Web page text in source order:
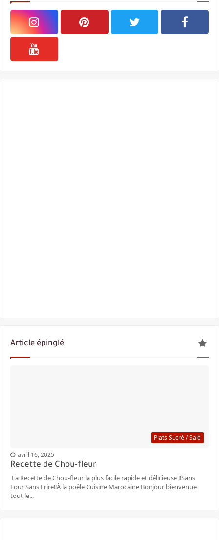
Article épinglé
Plats Sucré / Salé
avril 16, 2025
Recette de Chou-fleur
La Recette de Chou-fleur la plus facile rapide et délicieuse ‼️Sans
Four Sans Frire‼️À la poêle Cuisine Marocaine Bonjour bienvenue
tout le...